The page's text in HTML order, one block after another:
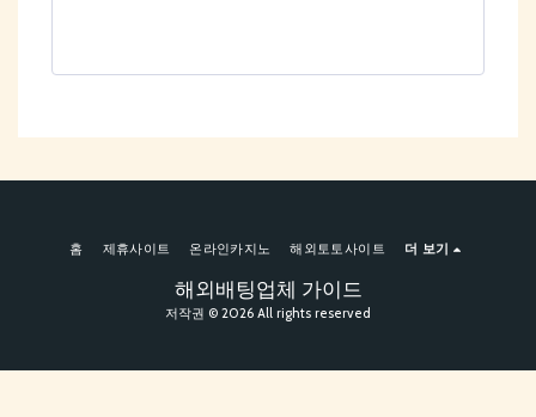
해외배팅업체 가이드
저작권 © 2026 All rights reserved
홈 제휴사이트 온라인카지노 해외토토사이트 더 보기